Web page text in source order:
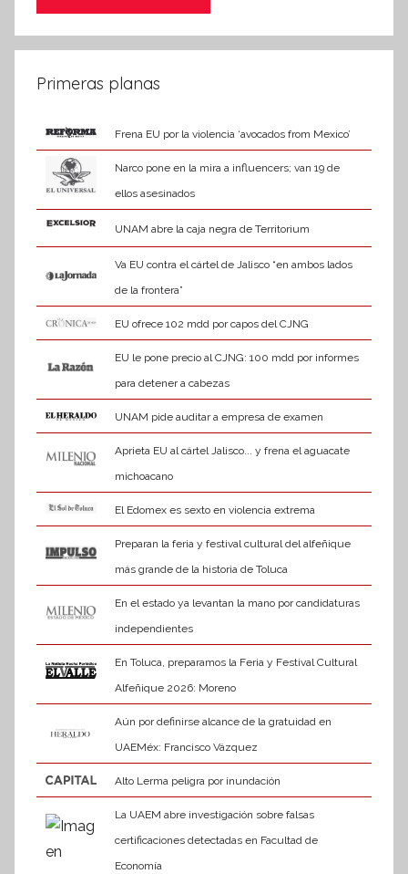
Primeras planas
Frena EU por la violencia ‘avocados from Mexico’
Narco pone en la mira a influencers; van 19 de
ellos asesinados
UNAM abre la caja negra de Territorium
Va EU contra el cártel de Jalisco “en ambos lados
de la frontera”
EU ofrece 102 mdd por capos del CJNG
EU le pone precio al CJNG: 100 mdd por informes
para detener a cabezas
UNAM pide auditar a empresa de examen
Aprieta EU al cártel Jalisco... y frena el aguacate
michoacano
El Edomex es sexto en violencia extrema
Preparan la feria y festival cultural del alfeñique
más grande de la historia de Toluca
En el estado ya levantan la mano por candidaturas
independientes
En Toluca, preparamos la Feria y Festival Cultural
Alfeñique 2026: Moreno
Aún por definirse alcance de la gratuidad en
UAEMéx: Francisco Vázquez
Alto Lerma peligra por inundación
La UAEM abre investigación sobre falsas
certificaciones detectadas en Facultad de
Economía